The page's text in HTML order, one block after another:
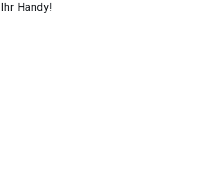
Handy!